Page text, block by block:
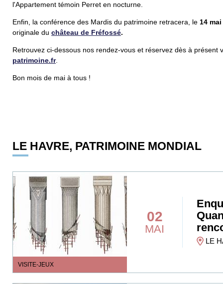
l'Appartement témoin Perret en nocturne.
Enfin, la conférence des Mardis du patrimoine retracera, le 14
originale du château de Fréfossé.
Retrouvez ci-dessous nos rendez-vous et réservez dès à présent
patrimoine.fr.
Bon mois de mai à tous !
LE HAVRE, PATRIMOINE MONDIAL
VISITE-JEUX
02
MAI
LE